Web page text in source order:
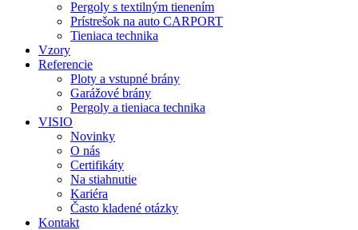
Pergoly s textilným tienením
Prístrešok na auto CARPORT
Tieniaca technika
Vzory
Referencie
Ploty a vstupné brány
Garážové brány
Pergoly a tieniaca technika
VISIO
Novinky
O nás
Certifikáty
Na stiahnutie
Kariéra
Často kladené otázky
Kontakt